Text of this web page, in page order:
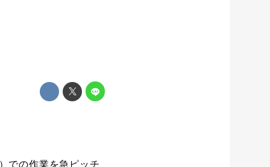
での作業を急ピッチ